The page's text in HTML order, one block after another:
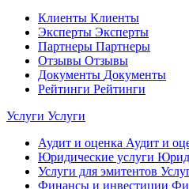
Клиенты Клиенты
Эксперты Эксперты
Партнеры Партнеры
Отзывы Отзывы
Документы Документы
Рейтинги Рейтинги
Услуги Услуги
Аудит и оценка Аудит и
Юридические услуги
Услуги для эмитентов
Финансы и инвестиции